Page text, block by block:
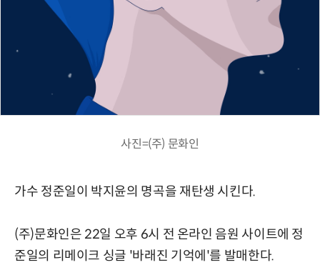
사진=(주) 문화인
가수 정준일이 박지윤의 명곡을 재탄생 시킨다.
(주)문화인은 22일 오후 6시 전 온라인 음원 사이트에 정
준일의 리메이크 싱글 '바래진 기억에'를 발매한다.